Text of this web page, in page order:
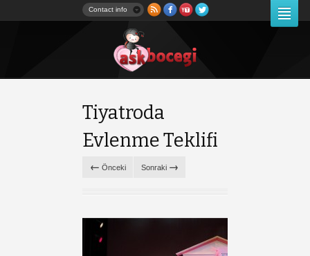
Contact info
Tiyatroda
Evlenme Teklifi
← Önceki Sonraki →